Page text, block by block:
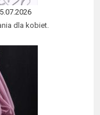
dla kobiet.